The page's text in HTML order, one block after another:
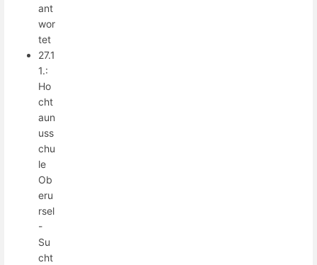
ant
wor
tet
27.1
1.:
Ho
cht
aun
uss
chu
le
Ob
eru
rsel
-
Su
cht